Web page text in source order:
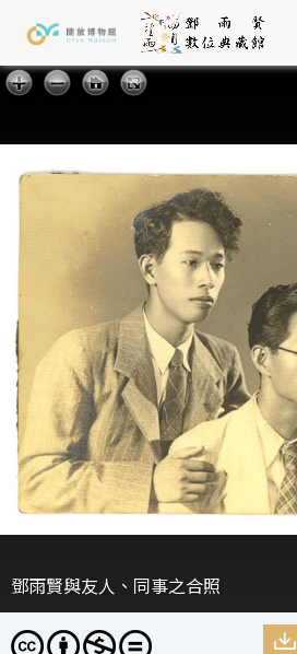
藏品
Jump to
Jump to Main
鄧雨賢與友人、同事之合照